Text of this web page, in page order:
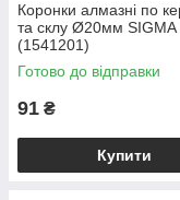
Коронки алмазні по
та склу Ø20мм SIGMA
(1541201)
Готово до відправки
91 ₴
Купити